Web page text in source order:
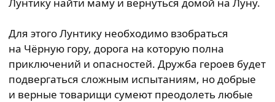
Для этого Лунтику необходимо взобраться
на Чёрную гору, дорога на которую полна
приключений и опасностей. Дружба героев будет
подвергаться сложным испытаниям, но добрые
и верные товарищи сумеют преодолеть любые